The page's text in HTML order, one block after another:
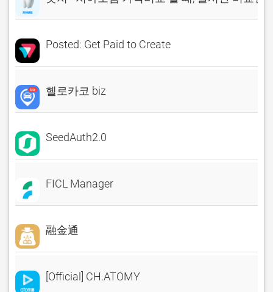
Posted: Get Paid to Create
헬로카코 biz
SeedAuth2.0
FICL Manager
融金通
[Official] CH.ATOMY